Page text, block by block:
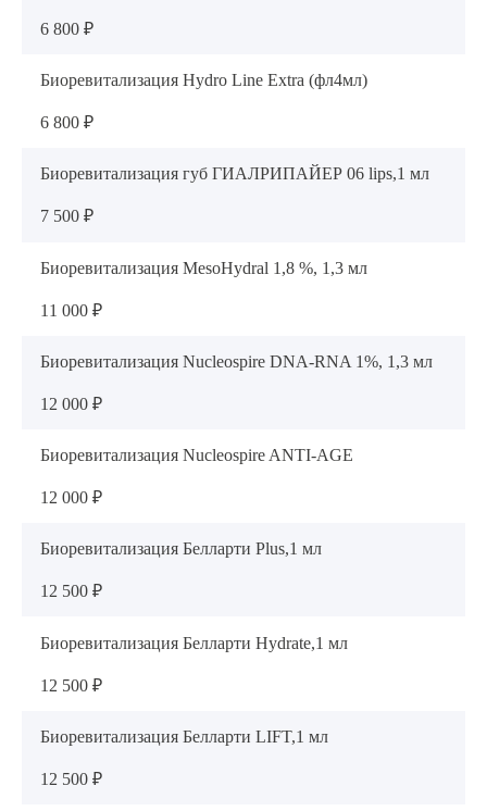
6 800 ₽
Биоревитализация Hydro Line Extra (фл4мл)
6 800 ₽
Биоревитализация губ ГИАЛРИПАЙЕР 06 lips,1 мл
7 500 ₽
Биоревитализация MesoHydral 1,8 %, 1,3 мл
11 000 ₽
Биоревитализация Nucleospire DNA-RNA 1%, 1,3 мл
12 000 ₽
Биоревитализация Nucleospire ANTI-AGE
12 000 ₽
Биоревитализация Белларти Plus,1 мл
12 500 ₽
Биоревитализация Белларти Hydrate,1 мл
12 500 ₽
Биоревитализация Белларти LIFT,1 мл
12 500 ₽